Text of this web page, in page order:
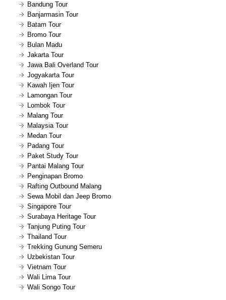
Bandung Tour
Banjarmasin Tour
Batam Tour
Bromo Tour
Bulan Madu
Jakarta Tour
Jawa Bali Overland Tour
Jogyakarta Tour
Kawah Ijen Tour
Lamongan Tour
Lombok Tour
Malang Tour
Malaysia Tour
Medan Tour
Padang Tour
Paket Study Tour
Pantai Malang Tour
Penginapan Bromo
Rafting Outbound Malang
Sewa Mobil dan Jeep Bromo
Singapore Tour
Surabaya Heritage Tour
Tanjung Puting Tour
Thailand Tour
Trekking Gunung Semeru
Uzbekistan Tour
Vietnam Tour
Wali Lima Tour
Wali Songo Tour